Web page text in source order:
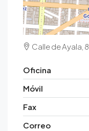
Calle de Ayala,
Oficina
Móvil
Fax
Correo